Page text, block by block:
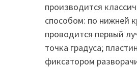
производится
способом: по нижней
проводится первый
точка градуса;
фиксатором